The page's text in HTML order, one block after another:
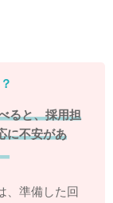
ると、採用担
に不安があ
、準備した回